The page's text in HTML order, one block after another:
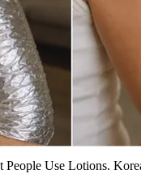
People Use Lotions.